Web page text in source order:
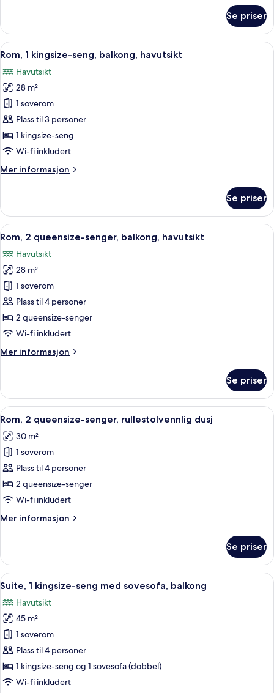
2
queensize-
senger,
delvis
havutsikt
Se priser
Åpne
alle
bildene
av
Rom,
1
kingsize-
seng,
havutsikt
Rom, 1 kingsize-seng, balkong,
7
Rom, 1 kingsize-seng, balkong, havutsikt
Havutsikt
28 m²
1 soverom
Plass til 3 personer
1 kingsize-seng
Wi-fi inkludert
Mer informasjon
Mer
1
kingsize-
seng,
havutsikt
Se priser
Åpne
alle
bildene
av
Rom,
2
queensize-
senger,
havutsikt
Rom, 2 queensize-senger, balkong,
5
Rom, 2 queensize-senger, balkong, havutsikt
Havutsikt
28 m²
1 soverom
Plass til 4 personer
2 queensize-senger
Wi-fi inkludert
Mer informasjon
Mer
2
queensize-
senger,
havutsikt
Se priser
Åpne
alle
bildene
av
Rom,
2
queensize-
rullestolvennlig
Sengetøy av topp kvalitet,
5
Rom, 2 queensize-senger, rullestolvennlig dusj
30 m²
1 soverom
Plass til 4 personer
2 queensize-senger
Wi-fi inkludert
Mer informasjon
Mer
2
queensize-
senger,
rullestolvennlig
dusj
Se priser
Åpne
alle
bildene
av
Suite,
1
kingsize-
seng
8
Suite, 1 kingsize-seng med sovesofa, balkong
Havutsikt
45 m²
1 soverom
Plass til 4 personer
1 kingsize-seng og 1 sovesofa (dobbel)
Wi-fi inkludert